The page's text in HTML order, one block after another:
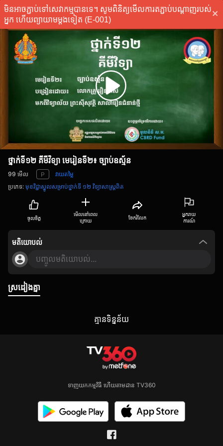
ភ្ជាប់
ថ្នាក់ទី១២ គីមីវិទ្យា មេរៀនទី២៖ ច្បាប់ឧស្ម័ន
99 មើល P
វាយតម្លៃ
ប្រភេទ: មុខវិជ្ជាស្នូលសម្រាប់ថ្នាក់ទី ១២ ​វិទ្យាសាស្ត្រពិត
ចូលចិត្ត
មើលនៅពេល
ក្រោយ
ចែករំលែក
អ្នករាយ
ការណ៍
មតិយោបល់
បញ្ចូលមតិយោបល់...
ស្រដៀងគ្នា
គ្មាន​ទិន្នន័យ
ទាញយកកម្មវិធី ហើយតាមដាន TV360
អាចភ្ជាប់ទៅសេវាកម្មបានទេ។ សូមពិនិត្យមើលការតភ្ជាប់បណ្តាញរបស់
ក ហើយព្យាយាមម្តងទៀត (E-001)